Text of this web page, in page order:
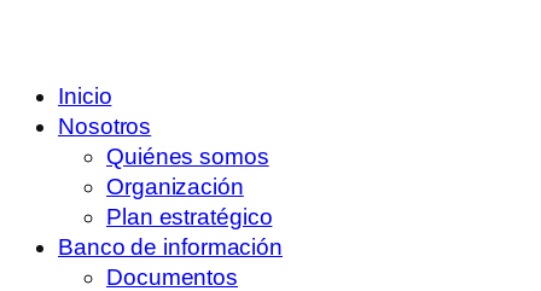
Inicio
Nosotros
Quiénes somos
Organización
Plan estratégico
Banco de información
Documentos